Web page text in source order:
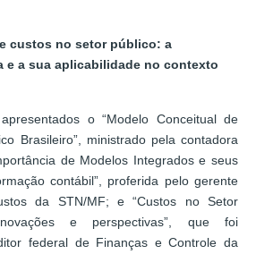
custos no setor público: a
e a sua aplicabilidade no contexto
o “Modelo Conceitual de
Brasileiro”, ministrado pela contadora
de Modelos Integrados e seus
contábil”, proferida pelo gerente
da STN/MF; e “Custos no Setor
e perspectivas”, que foi
federal de Finanças e Controle da